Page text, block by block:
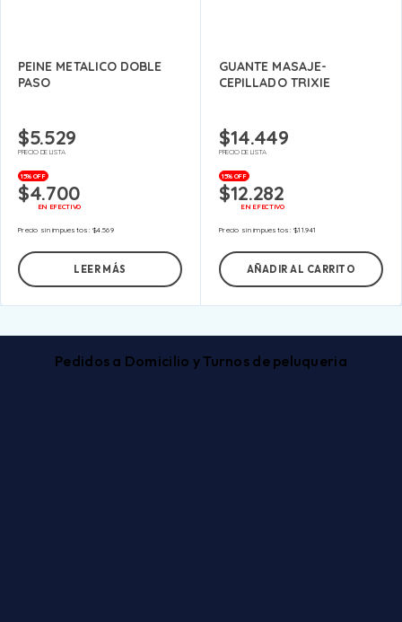
PEINE METALICO DOBLE
PASO
$5.529
PRECIO DE LISTA
15% OFF
$4.700
EN EFECTIVO
Precio sin impuestos:$4.569
LEER MÁS
GUANTE MASAJE-
CEPILLADO TRIXIE
$14.449
PRECIO DE LISTA
15% OFF
$12.282
EN EFECTIVO
Precio sin impuestos:$11.941
AÑADIR AL CARRITO
Pedidos a Domicilio y Turnos de peluqueria